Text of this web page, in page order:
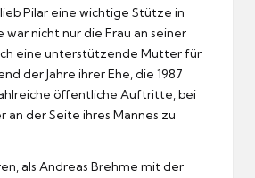
Pilar eine wichtige Stütze in
war nicht nur die Frau an seiner
eine unterstützende Mutter für
der Jahre ihrer Ehe, die 1987
öffentliche Auftritte, bei
an der Seite ihres Mannes zu
als Andreas Brehme mit der